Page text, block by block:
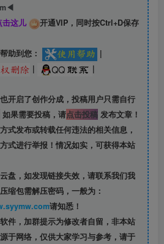
击这儿
开通VIP，同时按Ctrl+D保存
助到您：
|
| |
开启了创作分成，投稿用户只需自行
如果需要投稿，请点击投稿发布文章！
式发布或转载任何违法的相关信息，
式进行举报！情况如实，可获得本站
盘，如发现链接失效，请联系我们我
缩包需解压密码，一般为：
丨 www.syymw.com请知悉！
件，加群提示为修改者自留， 非本站
于网络，仅供大家学习与参考，请于